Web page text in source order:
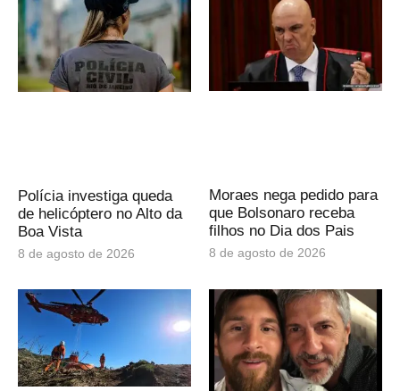
Polícia investiga queda
de helicóptero no Alto da
Boa Vista
8 de agosto de 2026
Moraes nega pedido para
que Bolsonaro receba
filhos no Dia dos Pais
8 de agosto de 2026